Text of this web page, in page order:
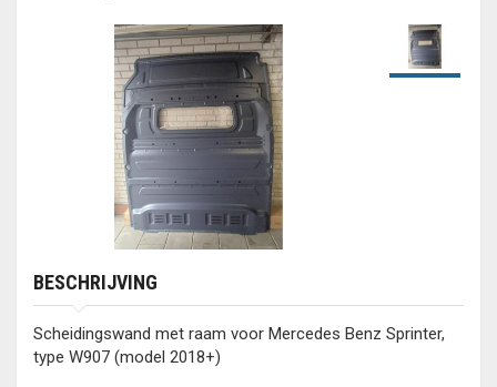
BESCHRIJVING
Scheidingswand met raam voor Mercedes Benz Sprinter,
type W907 (model 2018+)